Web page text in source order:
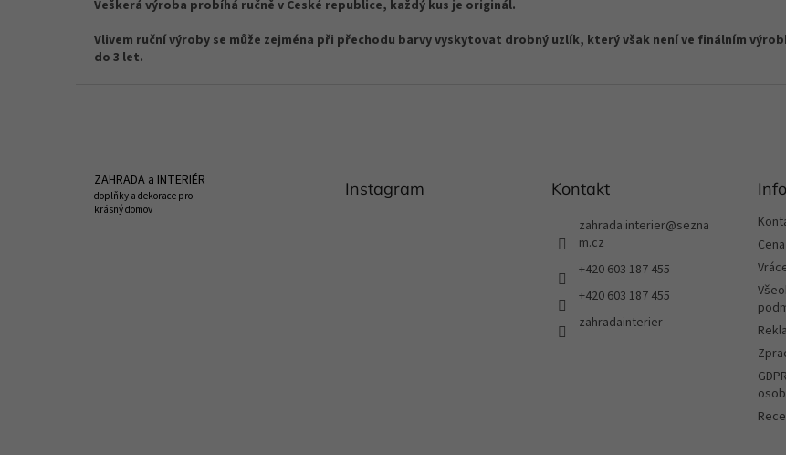
k
y
Veškerá výroba probíhá ručně v České republice, každý kus je originál.
Vlivem ruční výroby se může zejména při přechodu barvy vyskytovat drobný uzlík, který však není ve finálním
do 3 let.
ZAHRADA a INTERIÉR
doplňky a dekorace pro
krásný domov
Instagram Kontakt
zahrada.interier@sezna
m.cz
+420 603 187 455
+420 603 187 455
zahradainterier